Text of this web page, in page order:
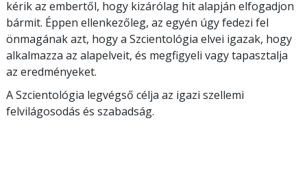
kérik az embertől, hogy kizárólag hit alapján elfogadjon
bármit. Éppen ellenkezőleg, az egyén úgy fedezi fel
önmagának azt, hogy a Szcientológia elvei igazak, hogy
alkalmazza az alapelveit, és megfigyeli vagy tapasztalja
az eredményeket.
A Szcientológia legvégső célja az igazi szellemi
felvilágosodás és szabadság.